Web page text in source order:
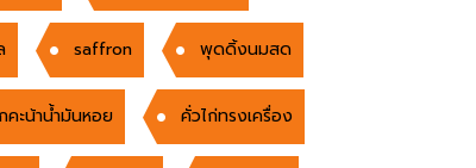
saffron พุดดิ้งนมสด
ะน้าน้ำมันหอย คั่วไก่ทรงเครื่อง